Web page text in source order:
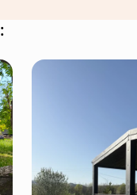
створить
назад.
для відпочинку від
відчуйте всі